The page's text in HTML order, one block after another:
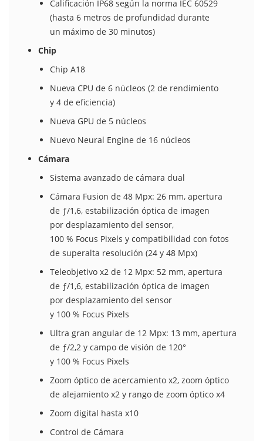
Calificación IP68 según la norma IEC 60529
(hasta 6 metros de profundidad durante
un máximo de 30 minutos)
Chip
Chip A18
Nueva CPU de 6 núcleos (2 de rendi­miento
y 4 de eficiencia)
Nueva GPU de 5 núcleos
Nuevo Neural Engine de 16 núcleos
Cámara
Sistema avanzado de cámara dual
Cámara Fusion de 48 Mpx: 26 mm, apertura
de ƒ/1,6, estabili­zación óptica de imagen
por desplazamiento del sensor,
100 % Focus Pixels y compati­bilidad con fotos
de superalta resolución (24 y 48 Mpx)
Teleobjetivo x2 de 12 Mpx: 52 mm, apertura
de ƒ/1,6, estabili­zación óptica de imagen
por desplazamiento del sensor
y 100 % Focus Pixels
Ultra gran angular de 12 Mpx: 13 mm, apertura
de ƒ/2,2 y campo de visión de 120°
y 100 % Focus Pixels
Zoom óptico de acercamiento x2, zoom óptico
de alejamiento x2 y rango de zoom óptico x4
Zoom digital hasta x10
Control de Cámara